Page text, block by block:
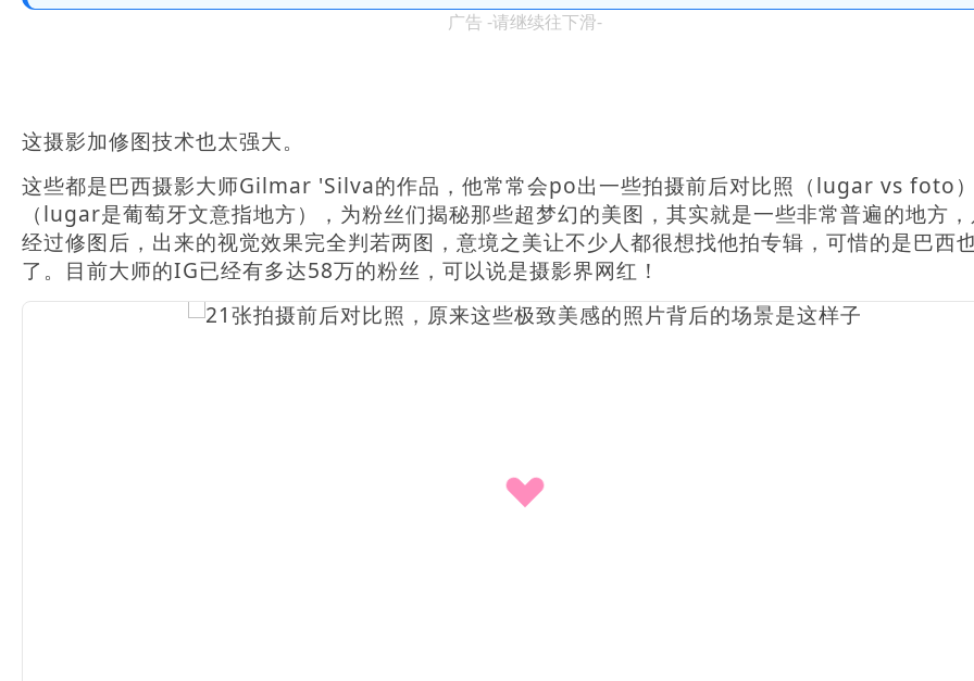
广告 -请继续往下滑-
这摄影加修图技术也太强大。
这些都是巴西摄影大师Gilmar 'Silva的作品，他常常会po出一些拍摄前后对比照（lugar vs foto
（lugar是葡萄牙文意指地方），为粉丝们揭秘那些超梦幻的美图，其实就是一些非常普遍的地方
经过修图后，出来的视觉效果完全判若两图，意境之美让不少人都很想找他拍专辑，可惜的是巴西
了。目前大师的IG已经有多达58万的粉丝，可以说是摄影界网红！